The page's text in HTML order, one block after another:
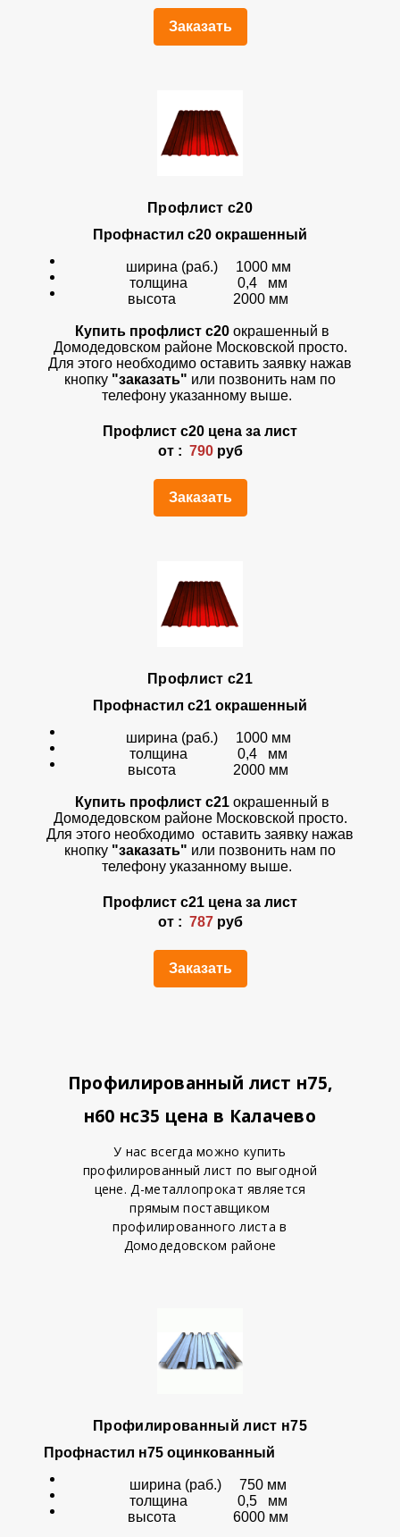
Заказать
Профлист с20
Профнастил с20 окрашенный
ширина (раб.) 1000 мм
толщина 0,4 мм
высота 2000 мм
Купить профлист с20окрашенный в
Домодедовском районе Московской просто.
Для этого необходимо оставить заявку нажав
кнопку "заказать" или позвонить нам по
телефону указанному выше.
Профлист с20 цена за лист
от : 790руб
Заказать
Профлист с21
Профнастил с21 окрашенный
ширина (раб.) 1000 мм
толщина 0,4 мм
высота 2000 мм
Купить профлист с21 окрашенный в
Домодедовском районе Московской просто.
Для этого необходимо оставить заявку нажав
кнопку "заказать" или позвонить нам по
телефону указанному выше.
Профлист с21 цена за лист
от : 787руб
Заказать
Профилированный лист н75,
н60 нс35 цена в Калачево
У нас всегда можно купить
профилированный лист по выгодной
цене. Д-металлопрокат является
прямым поставщиком
профилированного листа в
Домодедовском районе
Профилированный лист н75
Профнастил н75 оцинкованный
ширина (раб.) 750 мм
толщина 0,5 мм
высота 6000 мм